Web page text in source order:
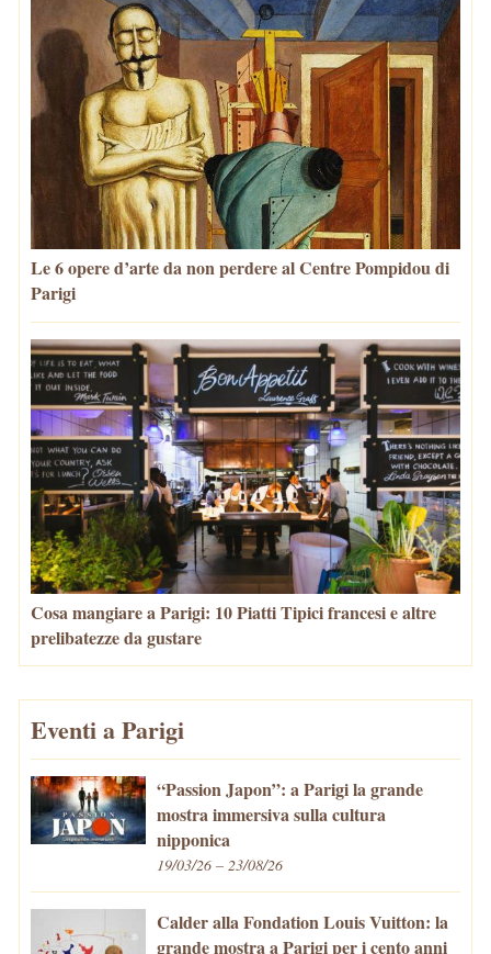
Le 6 opere d’arte da non perdere al Centre Pompidou di
Parigi
Cosa mangiare a Parigi: 10 Piatti Tipici francesi e altre
prelibatezze da gustare
Eventi a Parigi
“Passion Japon”: a Parigi la grande
mostra immersiva sulla cultura
nipponica
19/03/26 – 23/08/26
Calder alla Fondation Louis Vuitton: la
grande mostra a Parigi per i cento anni